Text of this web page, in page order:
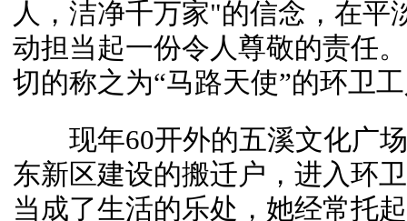
人，洁净千万家"的信念，在平
动担当起一份令人尊敬的责任
切的称之为“马路天使”的环卫
现年60开外的五溪文化广场
东新区建设的搬迁户，进入环
当成了生活的乐处，她经常托